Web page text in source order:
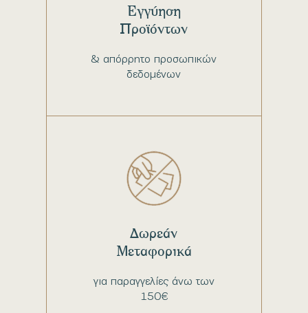
& απόρρητο προσωπικών
δεδομένων
Εγγύηση
Προϊόντων
για παραγγελίες άνω των
150€
Δωρεάν
Μεταφορικά